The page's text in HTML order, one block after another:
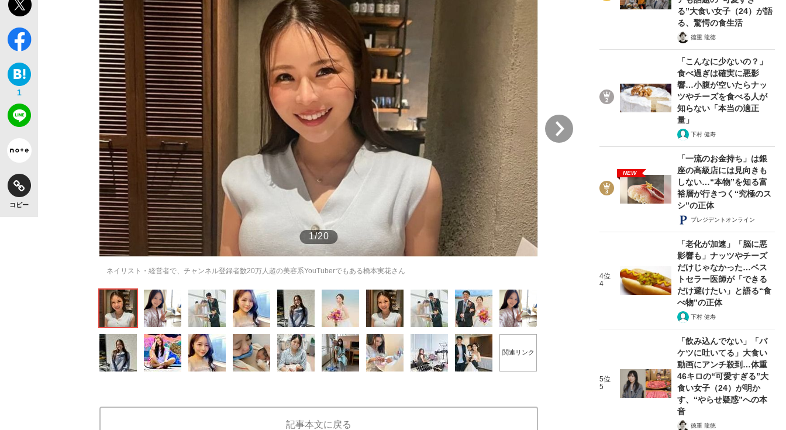
「目標達成できなかったからと言って…」サッカー日本代表・森保一監督...
the Style
もっと見る
1
コピー
1/20
ネイリスト・経営者で、チャンネル登録者数20万人超の美容系YouTuberでもある橋本実花さん
関連リンク
記事本文に戻る
る”大食い女子（24）が語
る、驚愕の食生活
徳重 龍徳
「こんなに少ないの？」
食べ過ぎは確実に悪影
響…小腹が空いたらナッ
ツやチーズを食べる人が
知らない「本当の適正
量」
下村 健寿
NEW
「一流のお金持ち」は銀
座の高級店には見向きも
しない…“本物”を知る富
裕層が行きつく“究極のス
シ”の正体
プレジデントオンライン
4位
4
「老化が加速」「脳に悪
影響も」ナッツやチーズ
だけじゃなかった…ベス
トセラー医師が「できる
だけ避けたい」と語る“食
べ物”の正体
下村 健寿
5位
5
「飲み込んでない」「バ
ケツに吐いてる」大食い
動画にアンチ殺到…体重
46キロの“可愛すぎる”大
食い女子（24）が明か
す、“やらせ疑惑”への本
音
徳重 龍徳